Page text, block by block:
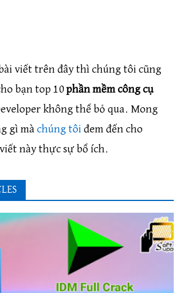
viết trên đây thì chúng tôi cũng
bạn top 10phần mềm công cụ
không thể bỏ qua. Mong
gì mà chúng tôi đem đến cho
này thực sự bổ ích.